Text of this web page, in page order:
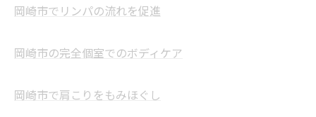
岡崎市でリンパの流れを促進
岡崎市の完全個室でのボディケア
岡崎市で肩こりをもみほぐし